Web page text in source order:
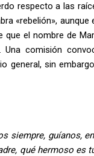
respecto a las
«rebelión»,
el nombre de
Una comisión
general, sin
siempre, guíanos,
qué hermoso es